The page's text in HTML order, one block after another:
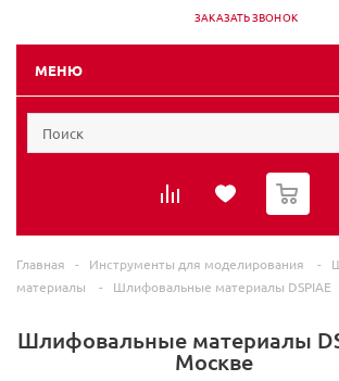
ЗАКАЗАТЬ ЗВОНОК
МЕНЮ
0
Главная - Инструменты для моделирования -
материалы
- Шлифовальные материалы DSPIAE
Шлифовальные материалы
Москве